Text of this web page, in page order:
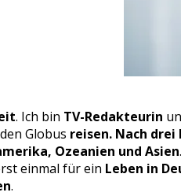
. Ich bin TV-Redakteurin
Globus reisen. Nach drei
Ozeanien und Asien
einmal für ein Leben in
.